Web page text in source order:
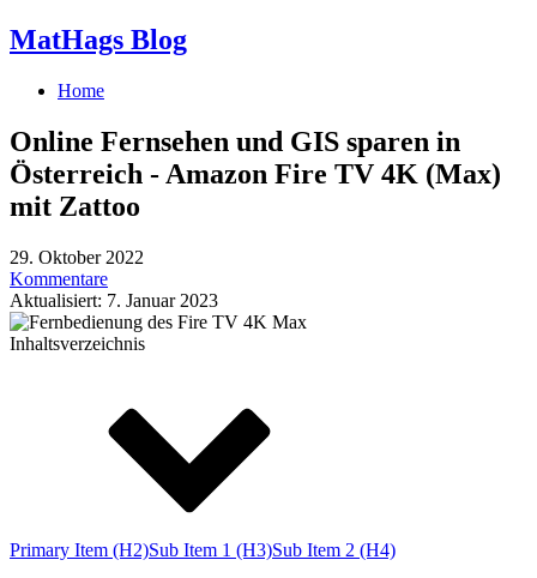
MatHags Blog
Home
Online Fernsehen und GIS sparen in
Österreich - Amazon Fire TV 4K (Max)
mit Zattoo
29. Oktober 2022
Kommentare
Aktualisiert: 7. Januar 2023
Inhaltsverzeichnis
Primary Item (H2)Sub Item 1 (H3)Sub Item 2 (H4)